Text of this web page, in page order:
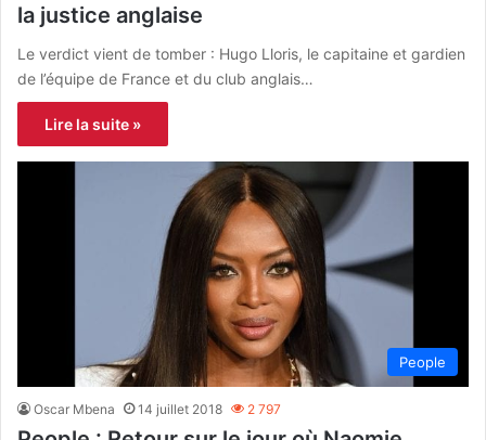
la justice anglaise
Le verdict vient de tomber : Hugo Lloris, le capitaine et gardien
de l’équipe de France et du club anglais…
Lire la suite »
People
Oscar Mbena 14 juillet 2018 2 797